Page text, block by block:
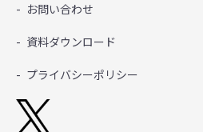
お問い合わせ
資料ダウンロード
プライバシーポリシー